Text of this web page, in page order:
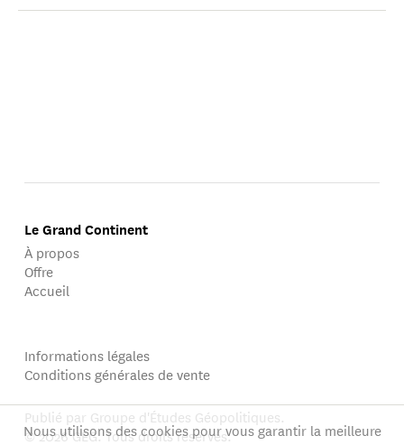
Le Grand Continent
À propos
Offre
Accueil
Informations légales
Conditions générales de vente
Publié par Groupe d'Études Géopolitiques.
© 2026 GEG. Tous droits réservés.
Nous utilisons des cookies pour vous garantir la meilleure